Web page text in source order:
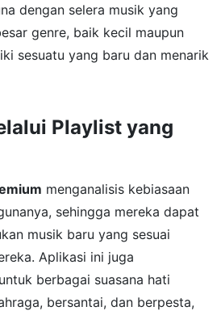
dengan selera musik yang
genre, baik kecil maupun
sesuatu yang baru dan menarik
Playlist yang
menganalisis kebiasaan
sehingga mereka dapat
musik baru yang sesuai
Aplikasi ini juga
berbagai suasana hati
bersantai, dan berpesta,